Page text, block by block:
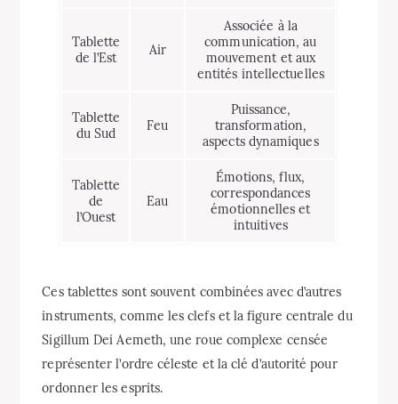
Tablette
de l’Est
Air
Associée à la
communication, au
mouvement et aux
entités intellectuelles
Tablette
du Sud
Feu
Puissance,
transformation,
aspects dynamiques
Tablette
de
l’Ouest
Eau
Émotions, flux,
correspondances
émotionnelles et
intuitives
Ces tablettes sont souvent combinées avec d’autres
instruments, comme les clefs et la figure centrale du
Sigillum Dei Aemeth, une roue complexe censée
représenter l’ordre céleste et la clé d’autorité pour
ordonner les esprits.